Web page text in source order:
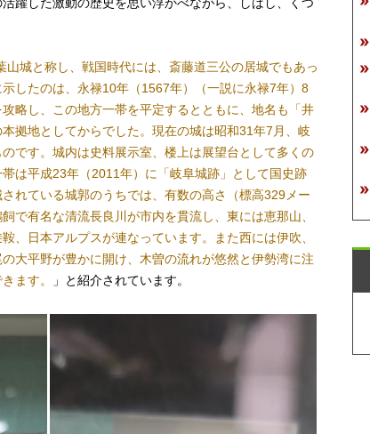
山城と称し、戦国時代には、斎藤道三公の居城でもあっ
したのは、永禄10年（1567年）（一説に永禄7年）8
略し、この地方一帯を平定するとともに、地名も「井
拠地としてからでした。現在の城は昭和31年7月、岐
です。城内は史料展示室、楼上は展望台として多くの
は平成23年（2011年）に「岐阜城跡」として国史跡
れている城郭のうちでは、有数の高さ（標高329メー
で有名な清流長良川が市内を貫流し、東には恵那山、
、日本アルプスが連なっています。また西には伊吹、
大平野が豊かに開け、木曽の流れが悠然と伊勢湾に注
ます。
」と紹介されています。